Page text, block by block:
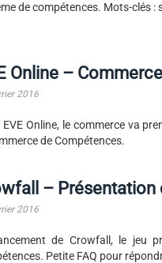
de compétences. Mots-clés
Online –
2016
EVE Online, le commerce va
de Compétences.
–
2016
de Crowfall, le jeu
Petite FAQ pour